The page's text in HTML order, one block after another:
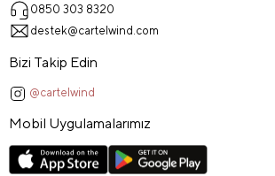
0850 303 8320
destek@cartelwind.com
Bizi Takip Edin
@cartelwind
Mobil Uygulamalarımız